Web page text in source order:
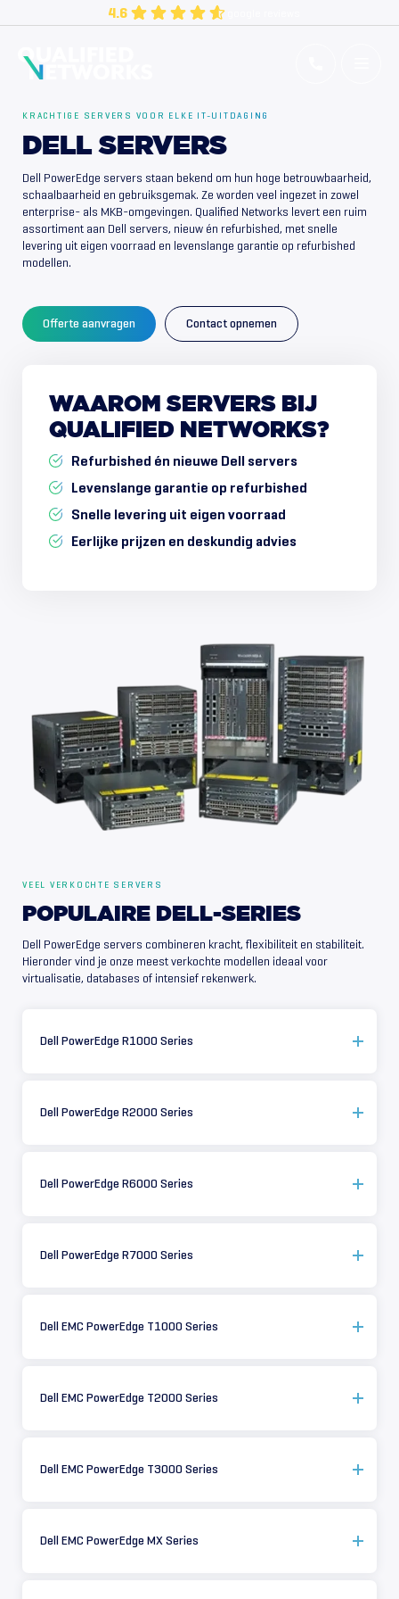
to
4.6
KRACHTIGE SERVERS VOOR ELKE IT-UITDAGING
DELL SERVERS
Dell PowerEdge servers staan bekend om hun hoge betrouwbaarheid,
schaalbaarheid en gebruiksgemak. Ze worden veel ingezet in zowel
enterprise- als MKB-omgevingen. Qualified Networks levert een ruim
assortiment aan Dell servers, nieuw én refurbished, met snelle
levering uit eigen voorraad en levenslange garantie op refurbished
modellen.
Offerte aanvragen Contact opnemen
WAAROM SERVERS BIJ
QUALIFIED NETWORKS?
Refurbished én nieuwe Dell servers
Levenslange garantie op refurbished
Snelle levering uit eigen voorraad
Eerlijke prijzen en deskundig advies
VEEL VERKOCHTE SERVERS
POPULAIRE DELL-SERIES
Dell PowerEdge servers combineren kracht, flexibiliteit en stabiliteit.
Hieronder vind je onze meest verkochte modellen ideaal voor
virtualisatie, databases of intensief rekenwerk.
Dell PowerEdge R1000 Series
Dell PowerEdge R2000 Series
Dell PowerEdge R6000 Series
Dell PowerEdge R7000 Series
Dell EMC PowerEdge T1000 Series
Dell EMC PowerEdge T2000 Series
Dell EMC PowerEdge T3000 Series
Dell EMC PowerEdge MX Series